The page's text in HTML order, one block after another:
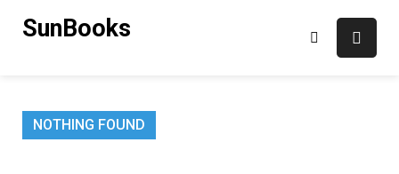
SunBooks
NOTHING FOUND